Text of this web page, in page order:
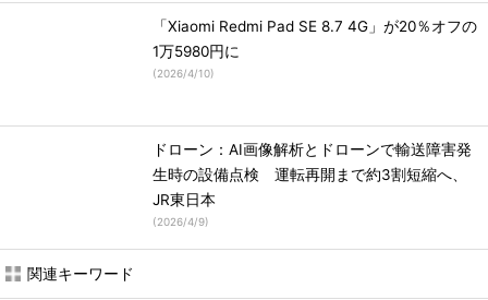
「Xiaomi Redmi Pad SE 8.7 4G」が20％オフの
1万5980円に
(2026/4/10)
ドローン：AI画像解析とドローンで輸送障害発
生時の設備点検 運転再開まで約3割短縮へ、
JR東日本
(2026/4/9)
関連キーワード